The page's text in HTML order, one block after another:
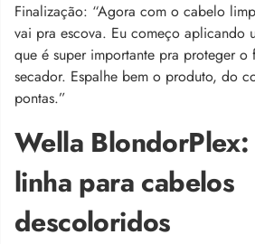
Finalização: “Agora com o cabelo
vai pra escova. Eu começo aplicando
que é super importante pra proteger
secador. Espalhe bem o produto, do
pontas.”
Wella
linha para cabelos
descoloridos